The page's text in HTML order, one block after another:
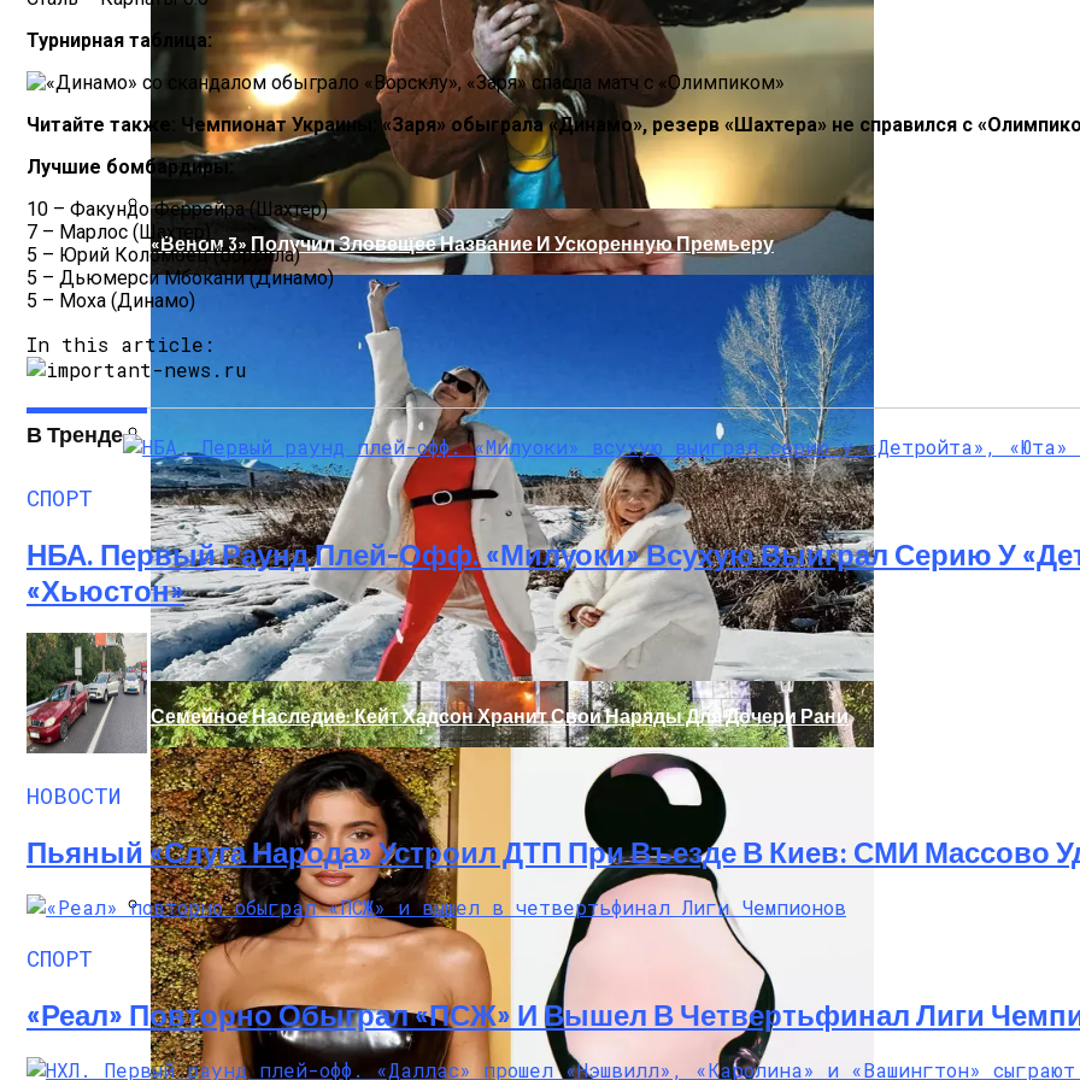
В Николаеве Во Время Задержания Умер 29-Летний Мужчина
В Киеве Ночью Сгорело Заброшенное Здание
«Веном 3» Получил Зловещее Название И Ускоренную Премьеру
Семейное Наследие: Кейт Хадсон Хранит Свои Наряды Для Дочери Рани
Турнирная таблица:
Читайте также: Чемпионат Украины: «Заря» обыграла «Динамо», резерв «Шахтера» не справился с
Лучшие бомбардиры:
10 – Факундо Феррейра (Шахтер)
7 – Марлос (Шахтер)
5 – Юрий Коломоец (Ворскла)
5 – Дьюмерси Мбокани (Динамо)
5 – Моха (Динамо)
In this article:
В Тренде
СПОРТ
НБА. Первый Раунд Плей-Офф. «Милуоки» Всухую Выиграл Серию У
«Хьюстон»
НОВОСТИ
Пьяный «слуга Народа» Устроил ДТП При Въезде В Киев: СМИ
СПОРТ
«Реал» Повторно Обыграл «ПСЖ» И Вышел В Четвертьфинал Лиги